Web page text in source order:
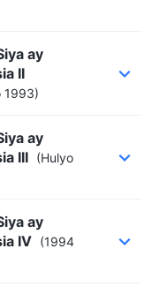
ay
II
1993)
ay
III (Hulyo
ay
IV (1994